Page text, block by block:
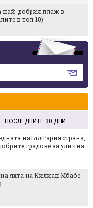
най-добрия плаж в
в топ 10)
ПОСЛЕДНИТЕ 30 ДНИ
на България страна,
градове за улична
яхта на Килиан Мбабе